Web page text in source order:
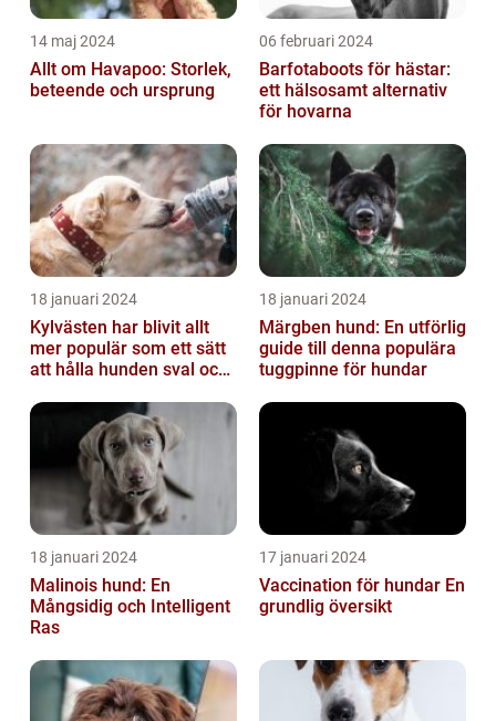
14 maj 2024
Allt om Havapoo: Storlek,
beteende och ursprung
06 februari 2024
Barfotaboots för hästar:
ett hälsosamt alternativ
för hovarna
18 januari 2024
Kylvästen har blivit allt
mer populär som ett sätt
att hålla hunden sval och
väde...
18 januari 2024
Märgben hund: En utförlig
guide till denna populära
tuggpinne för hundar
18 januari 2024
Malinois hund: En
Mångsidig och Intelligent
Ras
17 januari 2024
Vaccination för hundar En
grundlig översikt